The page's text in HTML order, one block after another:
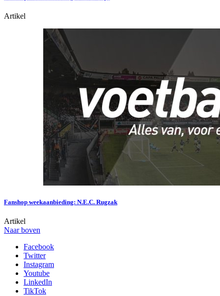
Artikel
Fanshop weekaanbieding: N.E.C. Rugzak
Artikel
Naar boven
Facebook
Twitter
Instagram
Youtube
LinkedIn
TikTok